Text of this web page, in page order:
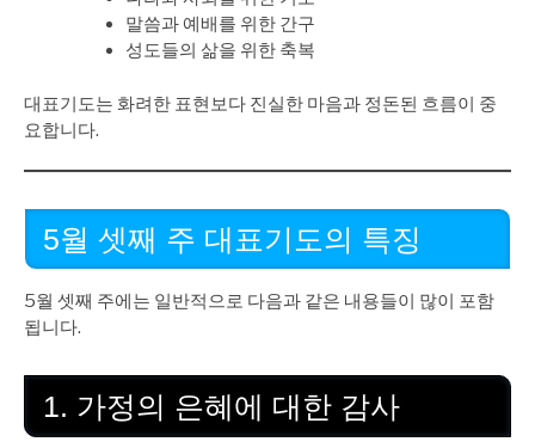
말씀과 예배를 위한 간구
성도들의 삶을 위한 축복
대표기도는 화려한 표현보다 진실한 마음과 정돈된 흐름이 중
요합니다.
5월 셋째 주 대표기도의 특징
5월 셋째 주에는 일반적으로 다음과 같은 내용들이 많이 포함
됩니다.
1. 가정의 은혜에 대한 감사